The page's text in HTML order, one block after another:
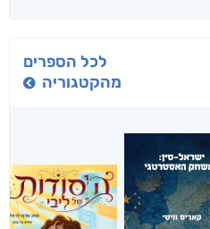
לכל הספרים
מהקטגוריה